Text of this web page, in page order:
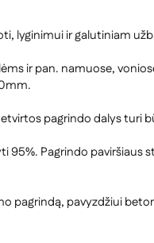
ir galutiniam
ir pan. namuose,
pagrindo dalys
95%. Pagrindo paviršiaus
pavyzdžiui